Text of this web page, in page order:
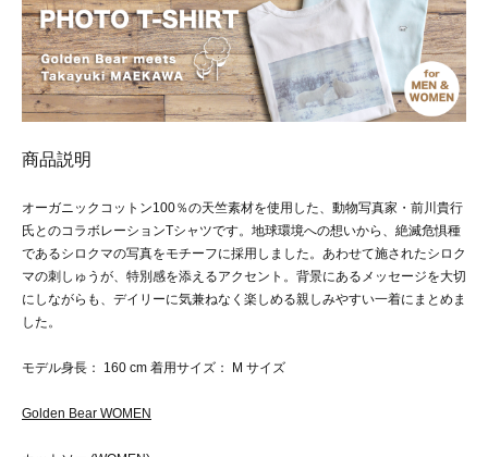
商品説明
オーガニックコットン100％の天竺素材を使用した、動物写真家・前川貴行
氏とのコラボレーションTシャツです。地球環境への想いから、絶滅危惧種
であるシロクマの写真をモチーフに採用しました。あわせて施されたシロク
マの刺しゅうが、特別感を添えるアクセント。背景にあるメッセージを大切
にしながらも、デイリーに気兼ねなく楽しめる親しみやすい一着にまとめま
した。
モデル身長： 160 cm 着用サイズ： M サイズ
Golden Bear WOMEN